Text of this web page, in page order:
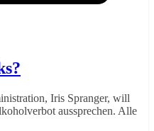
Iris Spranger, will
aussprechen. Alle